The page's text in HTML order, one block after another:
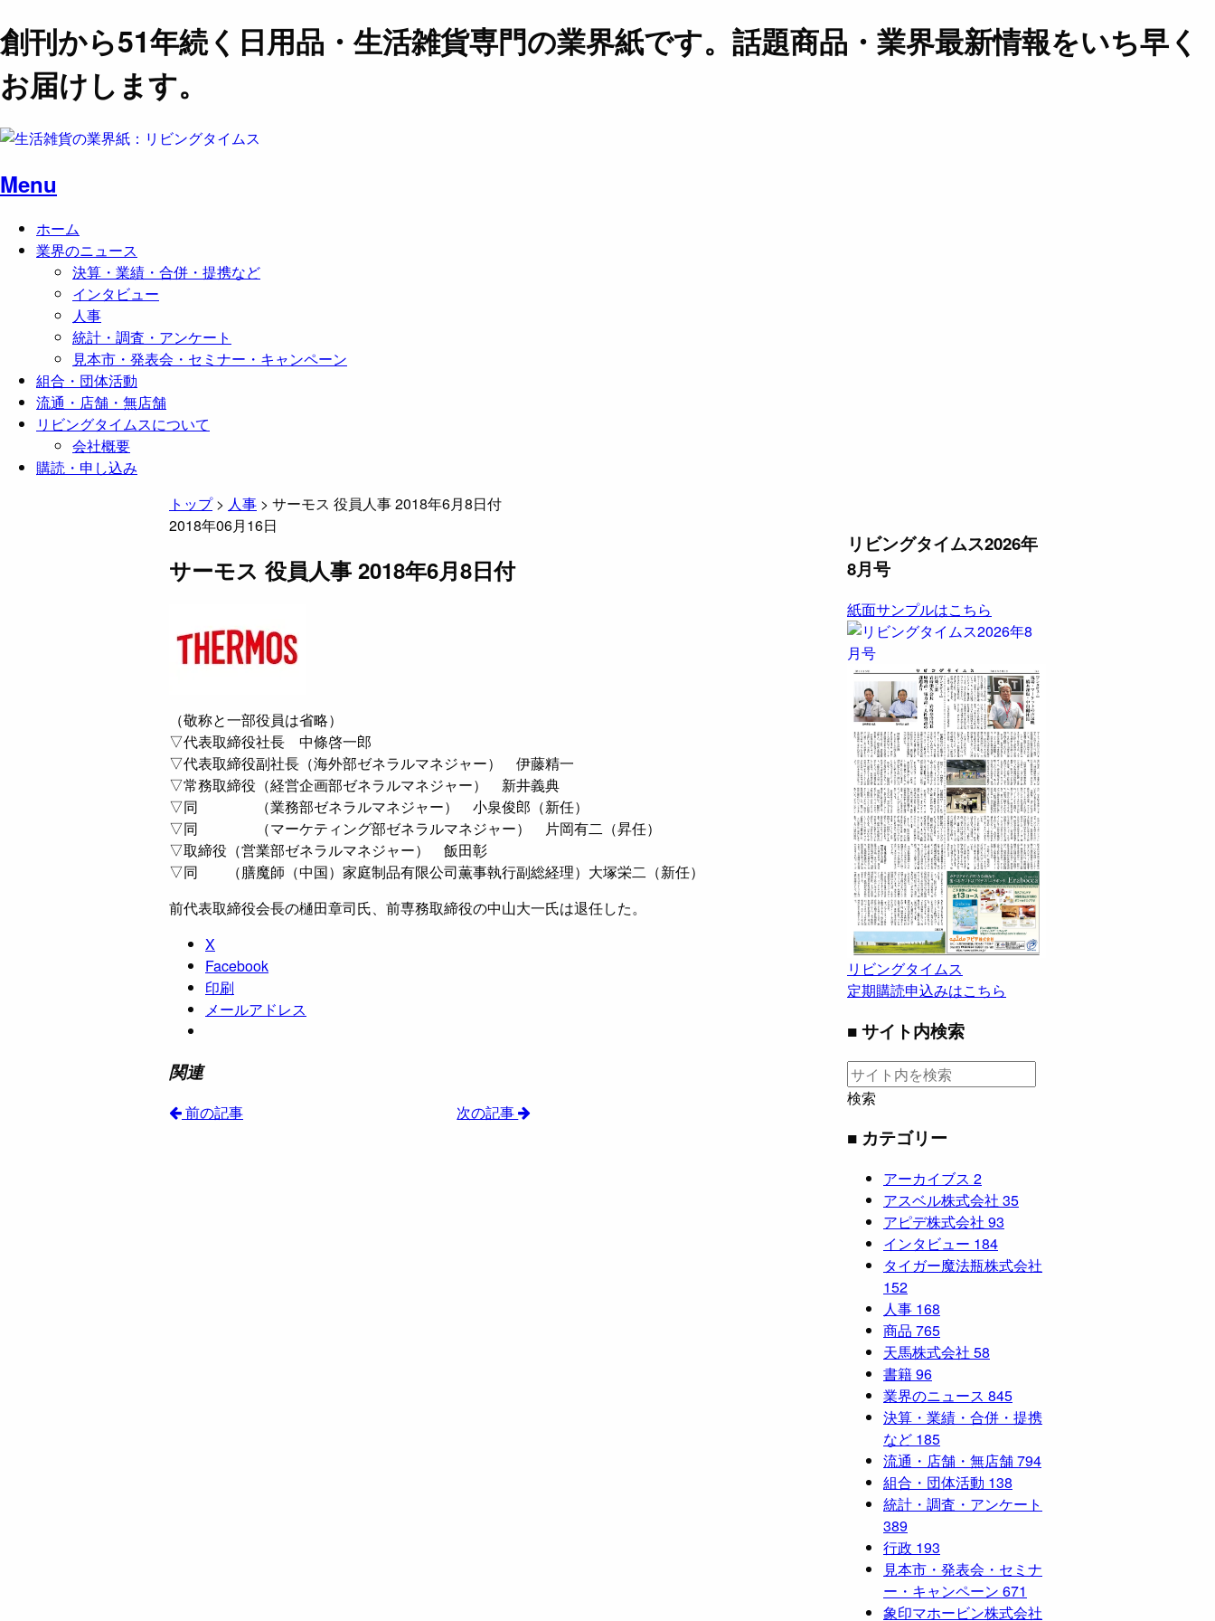
創刊から51年続く日用品・生活雑貨専門の業界紙です。話題商品・業界最新情報をいち早く
お届けします。
Menu
ホーム
業界のニュース
決算・業績・合併・提携など
インタビュー
人事
統計・調査・アンケート
見本市・発表会・セミナー・キャンペーン
組合・団体活動
流通・店舗・無店舗
リビングタイムスについて
会社概要
購読・申し込み
トップ> 人事 > サーモス 役員人事 2018年6月8日付
2018年06月16日
サーモス 役員人事 2018年6月8日付
（敬称と一部役員は省略）
▽代表取締役社長 中條啓一郎
▽代表取締役副社長（海外部ゼネラルマネジャー） 伊藤精一
▽常務取締役（経営企画部ゼネラルマネジャー） 新井義典
▽同 （業務部ゼネラルマネジャー） 小泉俊郎（新任）
▽同 （マーケティング部ゼネラルマネジャー） 片岡有二（昇任）
▽取締役（営業部ゼネラルマネジャー） 飯田彰
▽同 （膳魔師（中国）家庭制品有限公司薫事執行副総経理）大塚栄二（新任）
前代表取締役会長の樋田章司氏、前専務取締役の中山大一氏は退任した。
X
Facebook
印刷
メールアドレス
関連
前の記事 次の記事
リビングタイムス2026年
8月号
紙面サンプルはこちら
リビングタイムス
定期購読申込みはこちら
■ サイト内検索
検索
■ カテゴリー
アーカイブス 2
アスベル株式会社 35
アピデ株式会社 93
インタビュー 184
タイガー魔法瓶株式会社
152
人事 168
商品 765
天馬株式会社 58
書籍96
業界のニュース 845
決算・業績・合併・提携
など 185
流通・店舗・無店舗794
組合・団体活動 138
統計・調査・アンケート
389
行政 193
見本市・発表会・セミナ
ー・キャンペーン 671
象印マホービン株式会社